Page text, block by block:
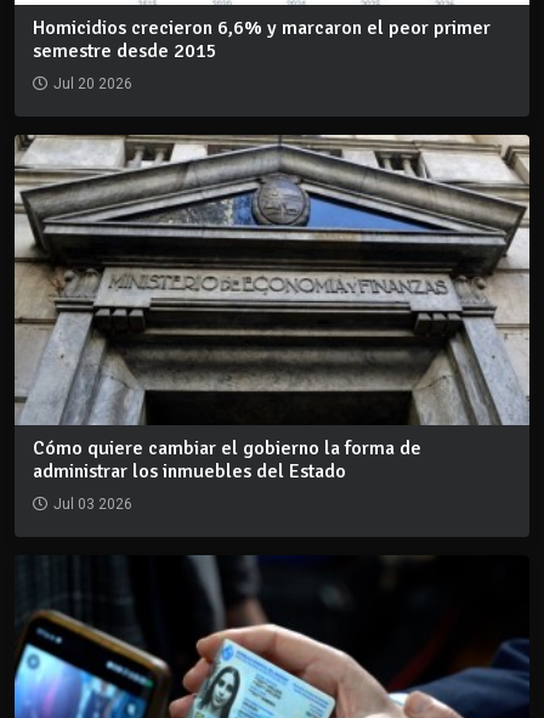
Homicidios crecieron 6,6% y marcaron el peor primer
semestre desde 2015
Jul 20 2026
Cómo quiere cambiar el gobierno la forma de
administrar los inmuebles del Estado
Jul 03 2026